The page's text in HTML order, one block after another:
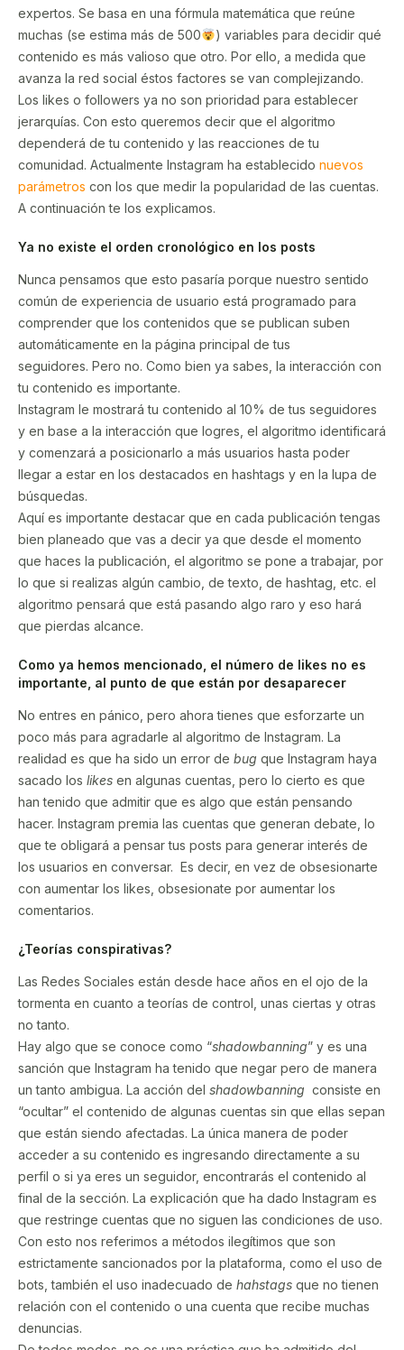
expertos. Se basa en una fórmula matemática que reúne
muchas (se estima más de 500
) variables para decidir qué
contenido es más valioso que otro. Por ello, a medida que
avanza la red social éstos factores se van complejizando.
Los likes o followers ya no son prioridad para establecer
jerarquías. Con esto queremos decir que el algoritmo
dependerá de tu contenido y las reacciones de tu
comunidad. Actualmente Instagram ha establecido nuevos
parámetros con los que medir la popularidad de las cuentas.
A continuación te los explicamos.
Ya no existe el orden cronológico en los posts
Nunca pensamos que esto pasaría porque nuestro sentido
común de experiencia de usuario está programado para
comprender que los contenidos que se publican suben
automáticamente en la página principal de tus
seguidores. Pero no. Como bien ya sabes, la interacción con
tu contenido es importante.
Instagram le mostrará tu contenido al 10% de tus seguidores
y en base a la interacción que logres, el algoritmo identificará
y comenzará a posicionarlo a más usuarios hasta poder
llegar a estar en los destacados en hashtags y en la lupa de
búsquedas.
Aquí es importante destacar que en cada publicación tengas
bien planeado que vas a decir ya que desde el momento
que haces la publicación, el algoritmo se pone a trabajar, por
lo que si realizas algún cambio, de texto, de hashtag, etc. el
algoritmo pensará que está pasando algo raro y eso hará
que pierdas alcance.
Como ya hemos mencionado, el número de likes no es
importante, al punto de que están por desaparecer
No entres en pánico, pero ahora tienes que esforzarte un
poco más para agradarle al algoritmo de Instagram. La
realidad es que ha sido un error de bug que Instagram haya
sacado los likes en algunas cuentas, pero lo cierto es que
han tenido que admitir que es algo que están pensando
hacer. Instagram premia las cuentas que generan debate, lo
que te obligará a pensar tus posts para generar interés de
los usuarios en conversar. Es decir, en vez de obsesionarte
con aumentar los likes, obsesionate por aumentar los
comentarios.
¿Teorías conspirativas?
Las Redes Sociales están desde hace años en el ojo de la
tormenta en cuanto a teorías de control, unas ciertas y otras
no tanto.
Hay algo que se conoce como “shadowbanning” y es una
sanción que Instagram ha tenido que negar pero de manera
un tanto ambigua. La acción del shadowbanning consiste en
“ocultar” el contenido de algunas cuentas sin que ellas sepan
que están siendo afectadas. La única manera de poder
acceder a su contenido es ingresando directamente a su
perfil o si ya eres un seguidor, encontrarás el contenido al
final de la sección. La explicación que ha dado Instagram es
que restringe cuentas que no siguen las condiciones de uso.
Con esto nos referimos a métodos ilegítimos que son
estrictamente sancionados por la plataforma, como el uso de
bots, también el uso inadecuado de hahstags que no tienen
relación con el contenido o una cuenta que recibe muchas
denuncias.